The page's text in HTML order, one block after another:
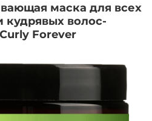
маска для всех
кудрявых волос-
Forever